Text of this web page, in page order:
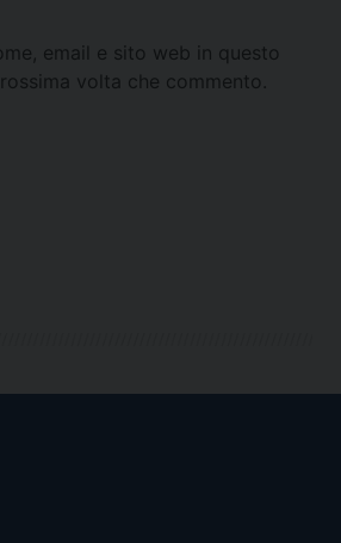
email e sito web in questo
volta che commento.